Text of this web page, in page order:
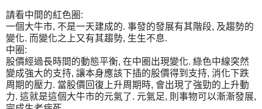
請看中間的紅色圈:
一個大牛市, 不是一天建成的. 事發的發展有其階段, 及趨勢的
變化. 而變化之上又有其趨勢, 生生不息.
中圈:
股價經過長時間的動態平衡, 在中圈出現變化. 綠色中線突然
變成強大的支持, 讓本身應該下插的股價得到支持, 消化下跌
周期的壓力. 當股價回復上升周期時, 會出現了強勁的上升動
力. 這就是這個大牛市的元氣了. 元氣足, 則事物可以漸漸發展,